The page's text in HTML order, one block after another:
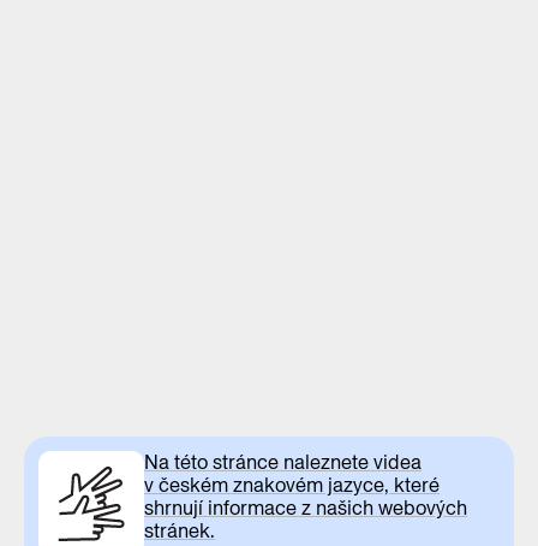
Na této stránce naleznete videa
v českém znakovém jazyce, které
shrnují informace z našich webových
stránek.